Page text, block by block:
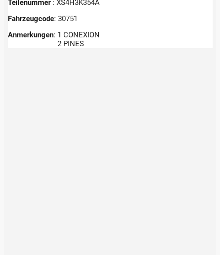
Teilenummer : XS4H3K354A
Fahrzeugcode: 30751
Anmerkungen: 1 CONEXION
2 PINES